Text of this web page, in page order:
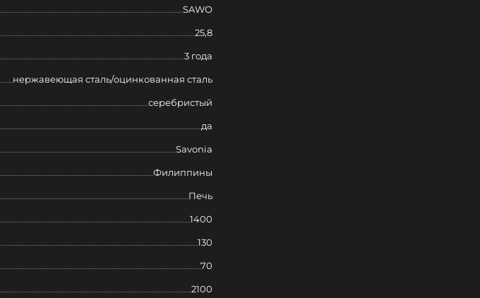
SAWO
25,8
3 года
нержавеющая сталь/оцинкованная сталь
серебристый
да
Savonia
Филиппины
Печь
1400
130
70
2100